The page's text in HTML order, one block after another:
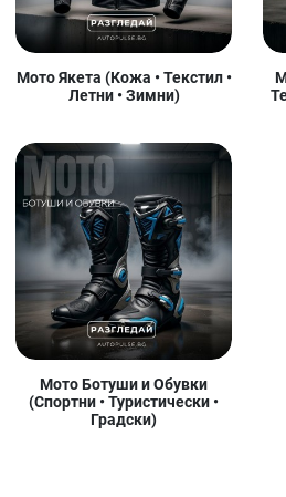
Мото Якета (Кожа • Текстил •
Летни • Зимни)
Мото Ботуши и Обувки
(Спортни • Туристически •
Градски)